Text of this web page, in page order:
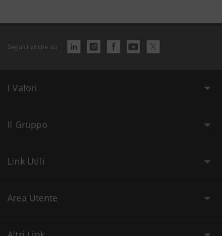
Seguici anche su
I Valori
Il Gruppo
Link Utili
Area Utente